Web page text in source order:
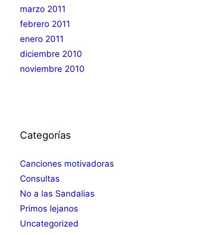
marzo 2011
febrero 2011
enero 2011
diciembre 2010
noviembre 2010
Categorías
Canciones motivadoras
Consultas
No a las Sandalias
Primos lejanos
Uncategorized